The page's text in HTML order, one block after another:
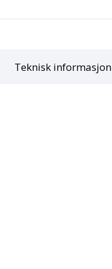
Teknisk informasjon